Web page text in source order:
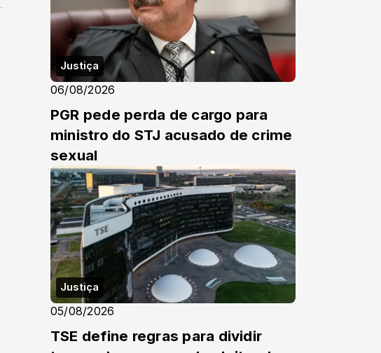
Justiça
06/08/2026
PGR pede perda de cargo para
ministro do STJ acusado de crime
sexual
Justiça
05/08/2026
TSE define regras para dividir